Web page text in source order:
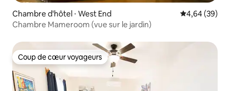
Chambre d'hôtel ⋅ West End Évaluation
4,64 (39)
Chambre Mameroom (vue sur le jardin)
Coup de cœur voyageurs
Coup de cœur voyageurs